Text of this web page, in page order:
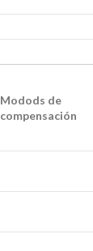
Modods de
compensación